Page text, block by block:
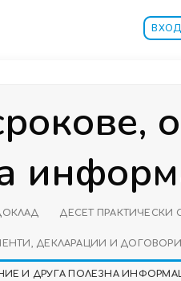
ВХОД
ДЕСЕТ ПРАКТИЧЕСКИ
ДЕКЛАРАЦИИ И ДОГОВОРИ
И ДРУГА ПОЛЕЗНА